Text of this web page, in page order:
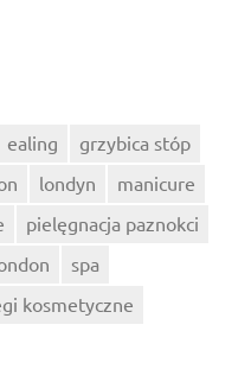
ealing
grzybica stóp
londyn
manicure
pielęgnacja paznokci
spa
kosmetyczne